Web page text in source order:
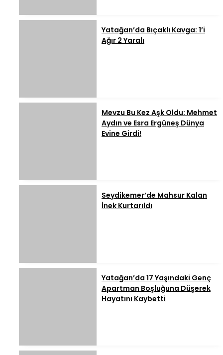
Yatağan’da Bıçaklı Kavga: 1’i
Ağır 2 Yaralı
Mevzu Bu Kez Aşk Oldu: Mehmet
Aydın ve Esra Ergüneş Dünya
Evine Girdi!
Seydikemer’de Mahsur Kalan
İnek Kurtarıldı
Yatağan’da 17 Yaşındaki Genç
Apartman Boşluğuna Düşerek
Hayatını Kaybetti